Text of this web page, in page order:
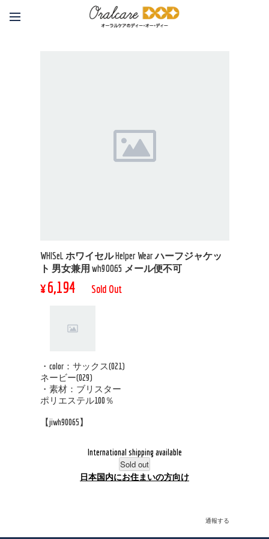
WHISeL ホワイセル Helper Wear ハーフジャケッ
ト 男女兼用 wh90065 メール便不可
¥6,194 Sold Out
・color：サックス(021)
ネービー(029)
・素材：ブリスター
ポリエステル100％
【jiwh90065】
International shipping available
Sold out
日本国内にお住まいの方向け
通報する